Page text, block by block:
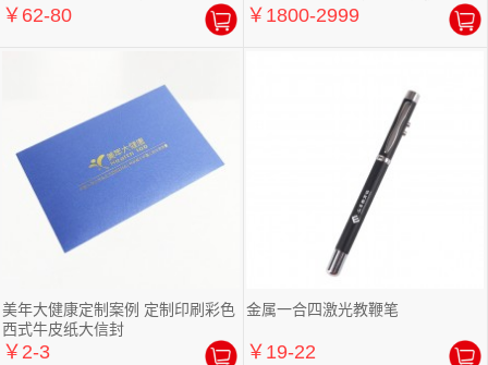
￥62-80 ￥1800-2999
美年大健康定制案例 定制印刷彩色
西式牛皮纸大信封
￥2-3
金属一合四激光教鞭笔
￥19-22